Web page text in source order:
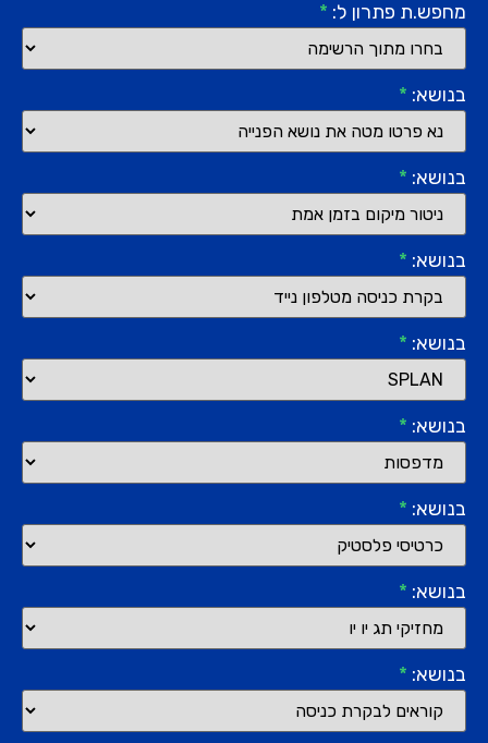
מחפש.ת פתרון ל: *
בנושא: *
בנושא: *
בנושא: *
בנושא: *
בנושא: *
בנושא: *
בנושא: *
בנושא: *